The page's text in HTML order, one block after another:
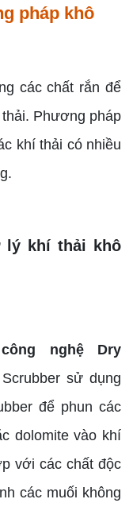
pháp khô
các chất rắn để
Phương pháp
khí thải có nhiều
lý khí thải khô
nghệ Dry
sử dụng
để phun các
dolomite vào khí
với các chất độc
các muối không